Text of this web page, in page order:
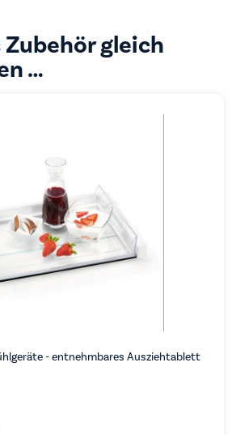
Zubehör gleich
…
- entnehmbares Ausziehtablett